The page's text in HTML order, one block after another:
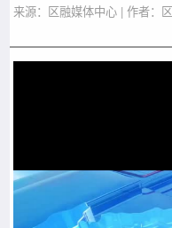
来源：区融媒体中心 | 作者：